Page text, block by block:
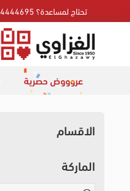
تحتاج لمساعدة؟ 01204444695
عروووض حصرية
الاقسام
الماركة